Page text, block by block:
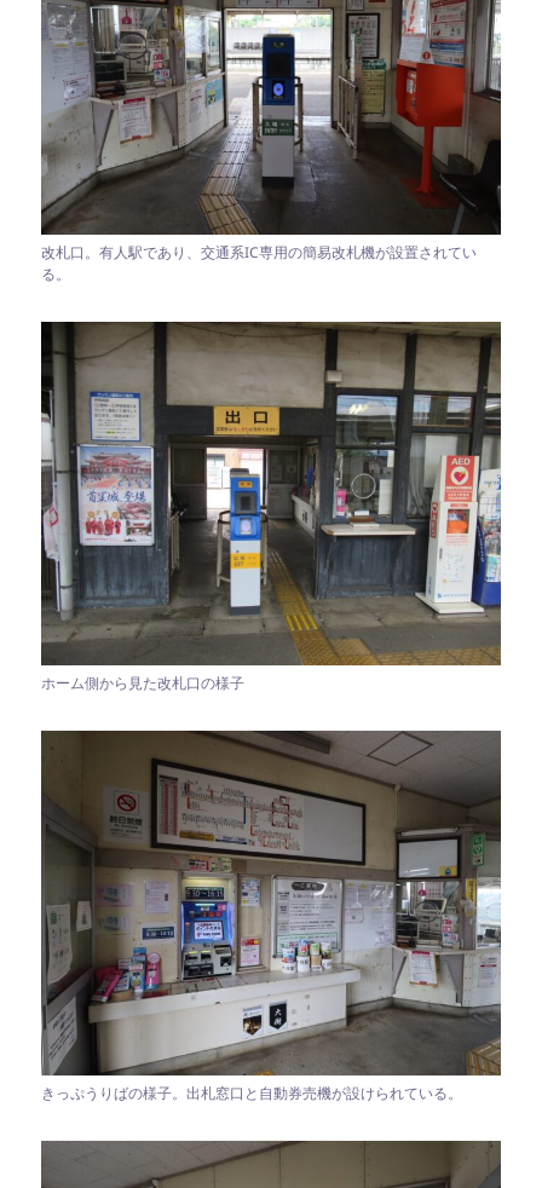
改札口。有人駅であり、交通系IC専用の簡易改札機が設置されてい
る。
ホーム側から見た改札口の様子
きっぷうりばの様子。出札窓口と自動券売機が設けられている。